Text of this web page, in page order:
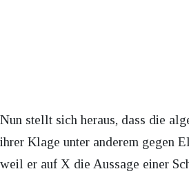
Nun stellt sich heraus, dass die
ihrer Klage unter anderem gegen
weil er auf X die Aussage einer